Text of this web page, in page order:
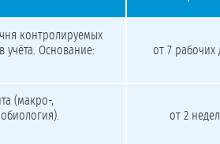
контролируемых
Основание:
от 7 рабочих
(макро-,
от 2